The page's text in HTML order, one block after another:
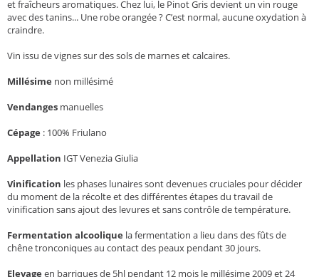
et fraîcheurs aromatiques. Chez lui, le Pinot Gris devient un vin rouge
avec des tanins... Une robe orangée ? C’est normal, aucune oxydation à
craindre.
Vin issu de vignes sur des sols de marnes et calcaires.
Millésime non millésimé
Vendanges manuelles
Cépage : 100% Friulano
Appellation IGT Venezia Giulia
Vinification les phases lunaires sont devenues cruciales pour décider
du moment de la récolte et des différentes étapes du travail de
vinification sans ajout des levures et sans contrôle de température.
Fermentation alcoolique la fermentation a lieu dans des fûts de
chêne tronconiques au contact des peaux pendant 30 jours.
Elevage en barriques de 5hl pendant 12 mois le millésime 2009 et 24